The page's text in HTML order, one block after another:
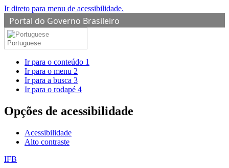
Ir direto para menu de acessibilidade.
Portal do Governo Brasileiro
Portuguese
Ir para o conteúdo 1
Ir para o menu 2
Ir para a busca 3
Ir para o rodapé 4
Opções de acessibilidade
Acessibilidade
Alto contraste
IFB